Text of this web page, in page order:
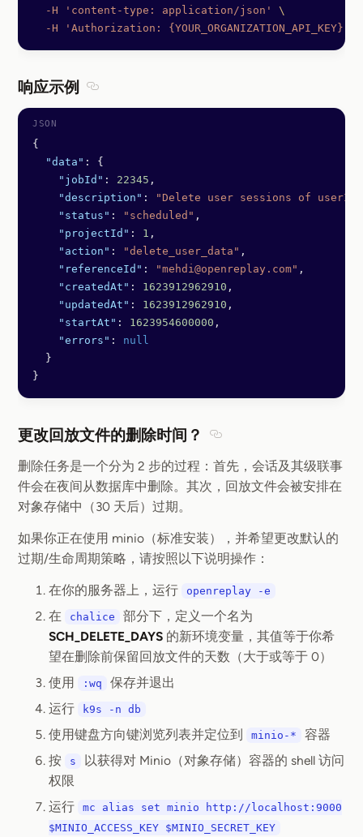
  -H
'content-type: application/json'
\
  -H
'Authorization: {YOUR_ORGANIZATION_API_KEY}'
响应示例
{
  "data"
: {
    "jobId"
: 22345 ,
    "description"
:
"Delete user sessions of userId =
    "status"
: "scheduled" ,
    "projectId"
: 1 ,
    "action"
: "delete_user_data" ,
    "referenceId"
: "mehdi@openreplay.com" ,
    "createdAt"
: 1623912962910 ,
    "updatedAt"
: 1623912962910 ,
    "startAt"
: 1623954600000 ,
    "errors"
: null
  }
}
更改回放文件的删除时间？
删除任务是一个分为 2 步的过程：首先，会话及其级联事
件会在夜间从数据库中删除。其次，回放文件会被安排在
对象存储中（30 天后）过期。
如果你正在使用 minio（标准安装），并希望更改默认的
过期/生命周期策略，请按照以下说明操作：
在你的服务器上，运行 openreplay -e
在 chalice
部分下，定义一个名为
SCH_DELETE_DAYS 的新环境变量，其值等于你希
望在删除前保留回放文件的天数（大于或等于 0）
使用
:wq
保存并退出
运行
k9s -n db
使用键盘方向键浏览列表并定位到 minio-*
容器
按
s
以获得对 Minio（对象存储）容器的 shell 访问
权限
运行
mc alias set minio http://localhost:9000
$MINIO_ACCESS_KEY $MINIO_SECRET_KEY